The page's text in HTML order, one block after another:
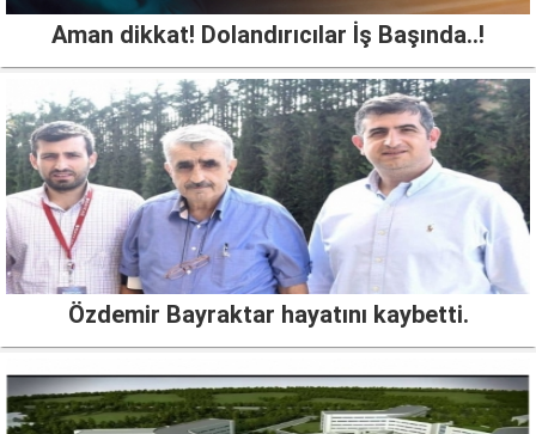
Aman dikkat! Dolandırıcılar İş Başında..!
Özdemir Bayraktar hayatını kaybetti.